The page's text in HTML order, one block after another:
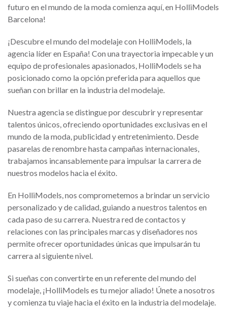
futuro en el mundo de la moda comienza aquí, en HolliModels
Barcelona!
¡Descubre el mundo del modelaje con HolliModels, la
agencia líder en España! Con una trayectoria impecable y un
equipo de profesionales apasionados, HolliModels se ha
posicionado como la opción preferida para aquellos que
sueñan con brillar en la industria del modelaje.
Nuestra agencia se distingue por descubrir y representar
talentos únicos, ofreciendo oportunidades exclusivas en el
mundo de la moda, publicidad y entretenimiento. Desde
pasarelas de renombre hasta campañas internacionales,
trabajamos incansablemente para impulsar la carrera de
nuestros modelos hacia el éxito.
En HolliModels, nos comprometemos a brindar un servicio
personalizado y de calidad, guiando a nuestros talentos en
cada paso de su carrera. Nuestra red de contactos y
relaciones con las principales marcas y diseñadores nos
permite ofrecer oportunidades únicas que impulsarán tu
carrera al siguiente nivel.
Si sueñas con convertirte en un referente del mundo del
modelaje, ¡HolliModels es tu mejor aliado! Únete a nosotros
y comienza tu viaje hacia el éxito en la industria del modelaje.